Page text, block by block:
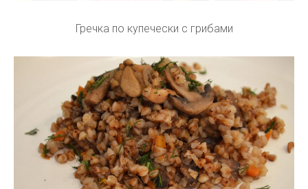
Гречка по купечески с грибами